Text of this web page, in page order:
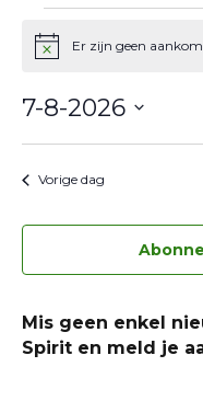
in
7
2026
BerichtEr zijn geen
7-8-2026
datum.
Vorige dag
Mis geen enkel
Spirit en meld je